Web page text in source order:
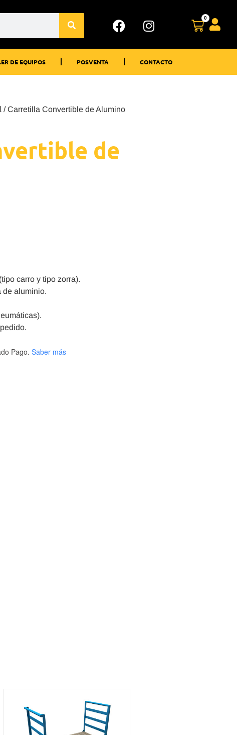
0
DE EQUIPOS POSVENTA CONTACTO
/ Carretilla Convertible de Alumino
de
carro y tipo zorra).
de aluminio.
Pago. Saber más